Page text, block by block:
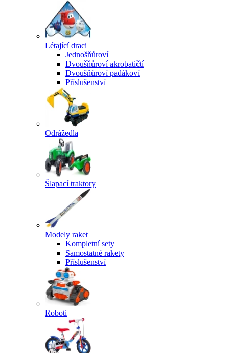
Létající draci
Jednošňůroví
Dvoušňůroví akrobatičtí
Dvoušňůroví padákoví
Příslušenství
Odrážedla
Šlapací traktory
Modely raket
Kompletní sety
Samostatné rakety
Příslušenství
Roboti